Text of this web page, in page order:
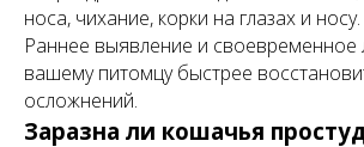
носа, чихание, корки на глазах и носу.
Раннее выявление и своевременное
вашему питомцу быстрее
осложнений.
Заразна ли кошачья